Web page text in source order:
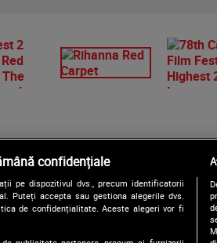
Urmărește-
confidențiale
pe dispozitivul dvs., precum identificatorii
Puteți accepta sau gestiona alegerile dvs.
de confidențialitate. Aceste alegeri vor fi